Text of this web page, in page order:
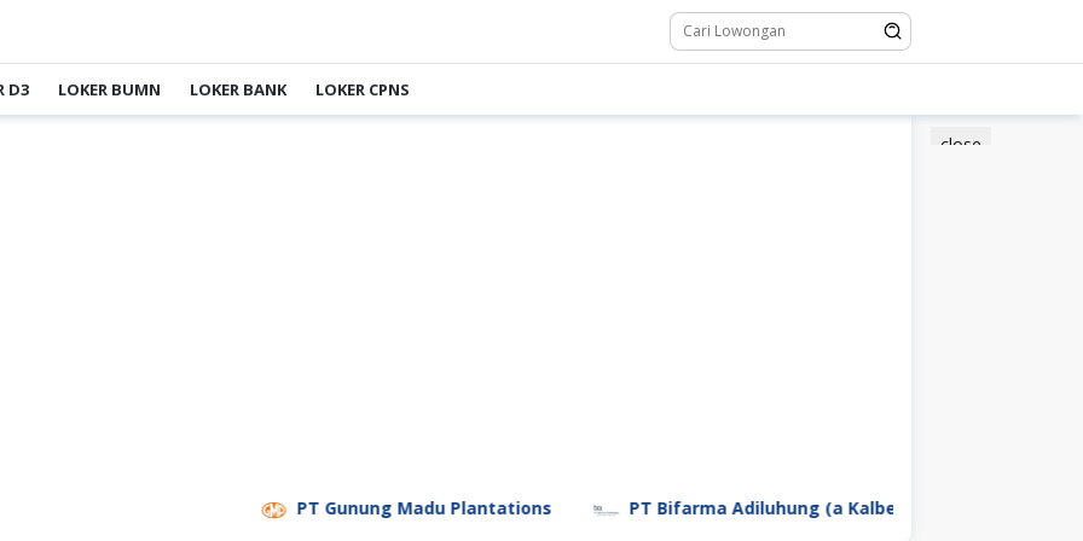
D3 LOKER BUMN LOKER BANK LOKER CPNS
close
PT Gunung Madu Plantations PT Bifarma Adiluhung (a Kalbe Company)